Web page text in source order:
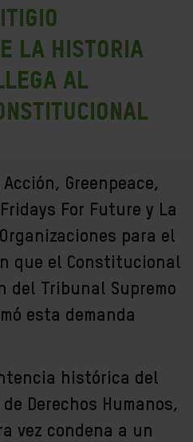
la historia
llega al
Greenpeace,
For Future y La
para el
que el Constitucional
del Tribunal Supremo
esta demanda
histórica del
Derechos Humanos,
vez condena a un